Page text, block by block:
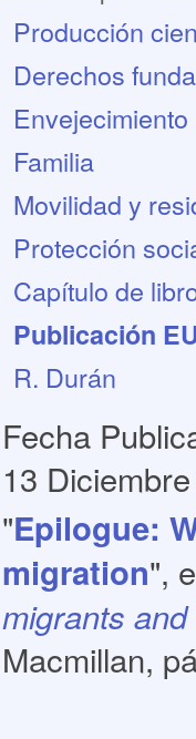
Producción
Derechos
Familia
Movilidad y
Protección
Capítulo de
Publicación
R. Durán
Fecha
13
"Epilogue:
migration",
migrants
Macmillan,